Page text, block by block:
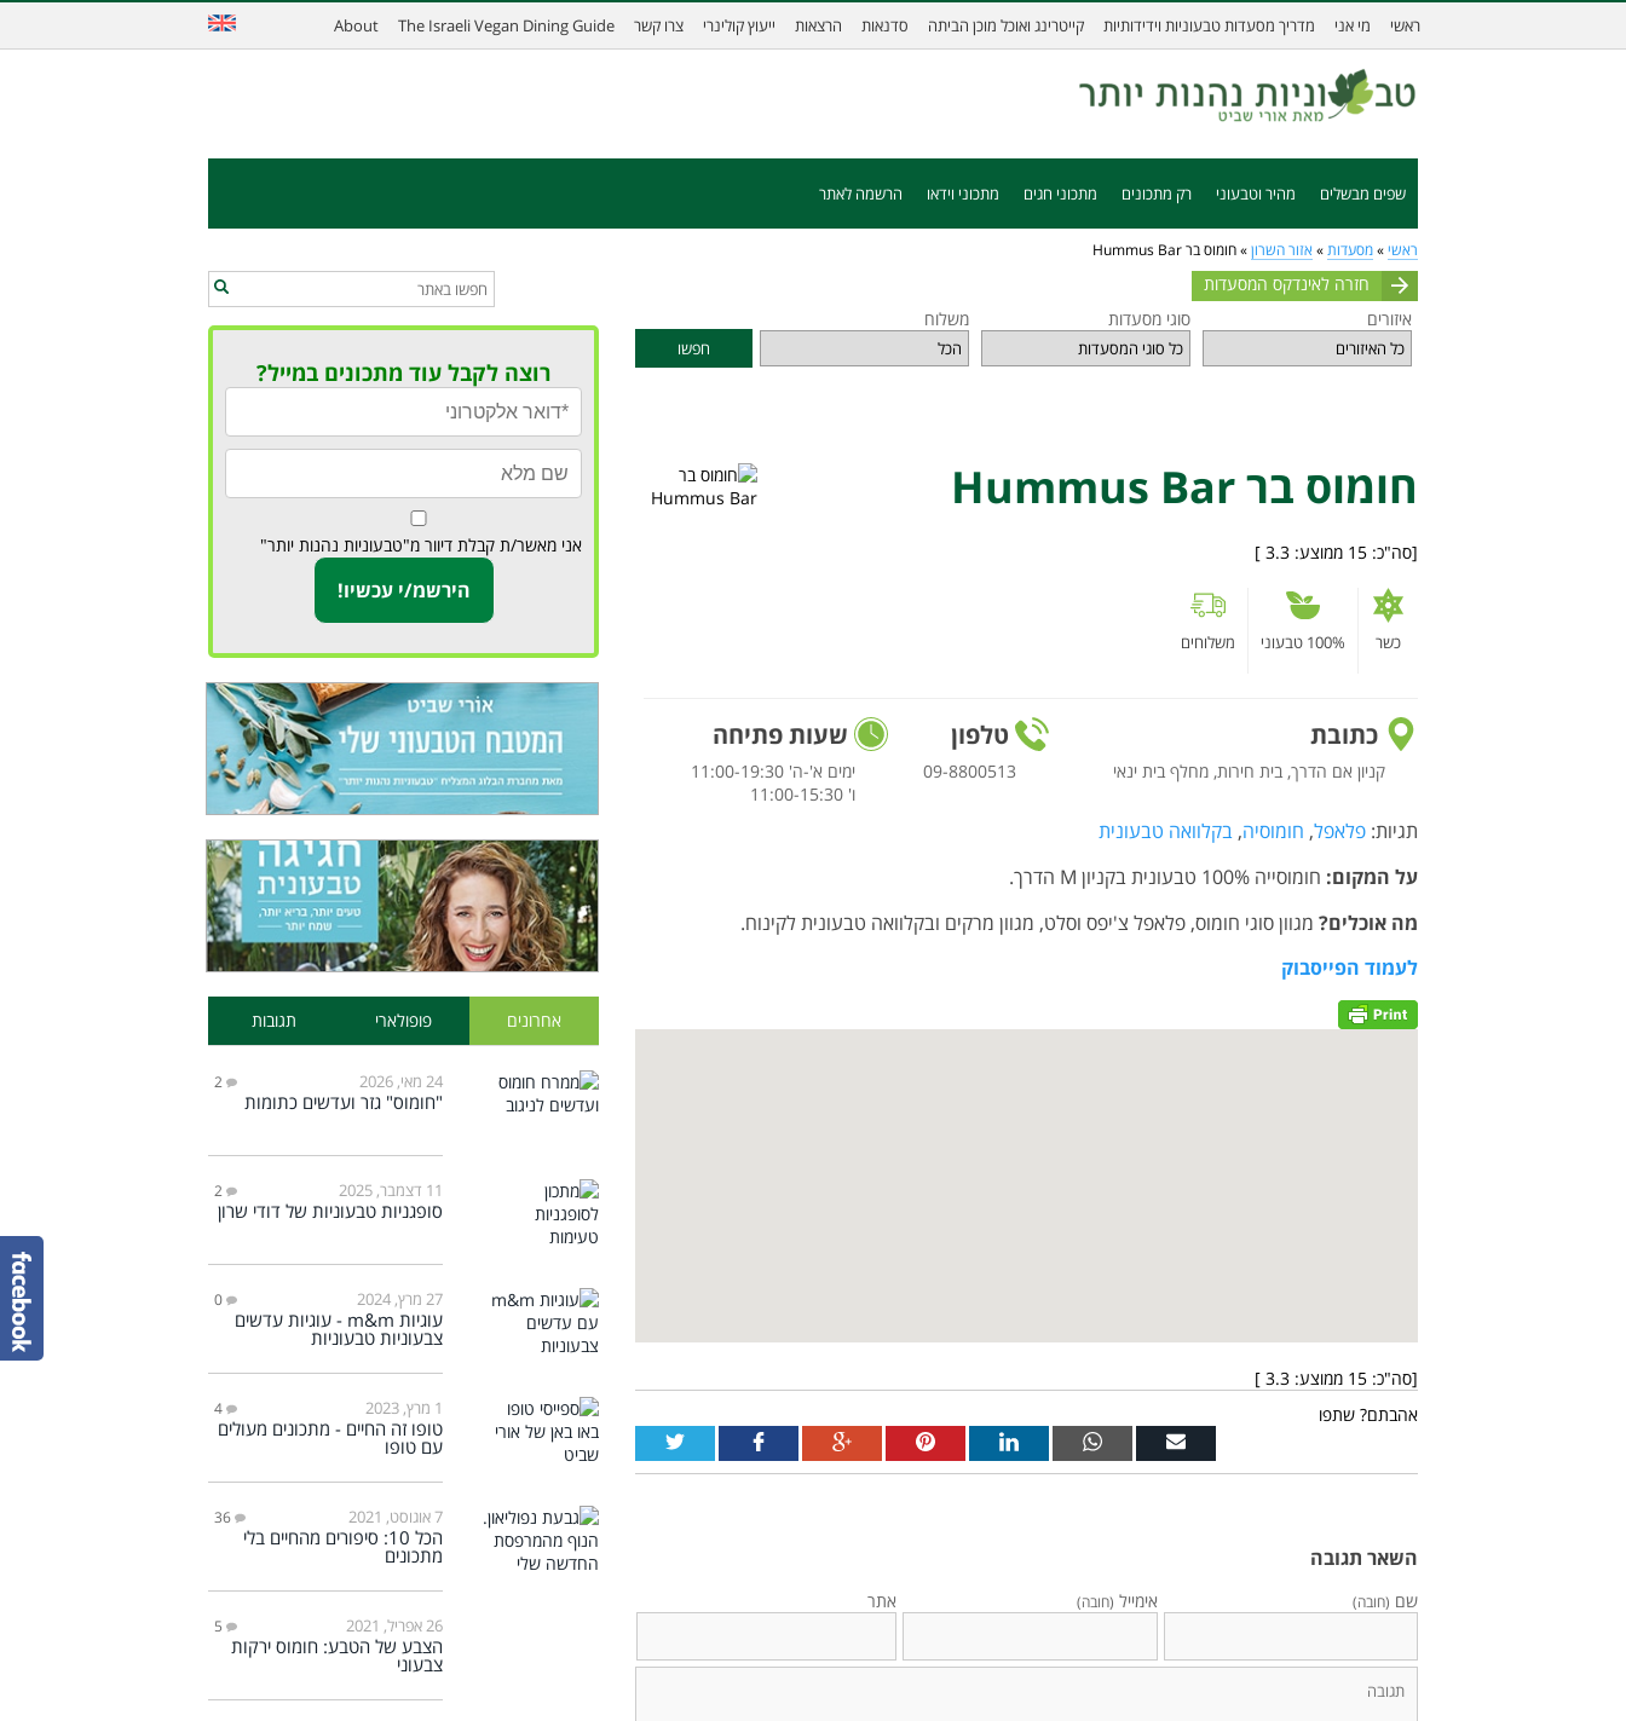
ראשי מי אני מדריך מסעדות טבעוניות וידידותיות קייטרינג ואוכל מוכן הביתה סדנאות הרצאות ייעוץ קולינרי צרו קשר The Israeli Vegan Dining Guide
About
שפים מבשלים מהיר וטבעוני רק מתכונים מתכוני חגים מתכוני וידאו הרשמה לאתר
ראשי » מסעדות » אזור השרון » חומוס בר Hummus Bar
חזרה לאינדקס המסעדות
איזורים
סוגי מסעדות משלוח
חפשו
חומוס בר Hummus Bar
[סה"כ: 15 ממוצע: 3.3
]
כשר 100% טבעוני משלוחים
כתובת
קניון אם הדרך, בית חירות, מחלף בית ינאי
טלפון
09-8800513
שעות פתיחה
ימים א'-ה' 11:00-19:30
ו' 11:00-15:30
תגיות: פלאפל, חומוסיה, בקלוואה טבעונית
על המקום: חומוסייה 100% טבעונית בקניון M הדרך.
מה אוכלים? מגוון סוגי חומוס, פלאפל צ'יפס וסלט, מגוון מרקים ובקלוואה טבעונית לקינוח.
לעמוד הפייסבוק
[סה"כ: 15 ממוצע: 3.3
]
אהבתם? שתפו
השאר תגובה
שם (חובה) אימייל (חובה) אתר
רוצה לקבל עוד מתכונים במייל?
אני מאשר/ת קבלת דיוור מ"טבעוניות נהנות יותר"
אחרונים פופולארי תגובות
24 מאי, 2026 2
"חומוס" גזר ועדשים כתומות
11 דצמבר, 2025 2
סופגניות טבעוניות של דודי שרון
27 מרץ, 2024 0
עוגיות m&m - עוגיות עדשים
צבעוניות טבעוניות
1 מרץ, 2023 4
טופו זה החיים - מתכונים מעולים
עם טופו
7 אוגוסט, 2021 36
הכל 10: סיפורים מהחיים בלי
מתכונים
26 אפריל, 2021 5
הצבע של הטבע: חומוס ירקות
צבעוני